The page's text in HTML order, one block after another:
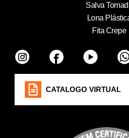
Salva
Lona
Fita Crepe
CATALOGO VIRTUAL